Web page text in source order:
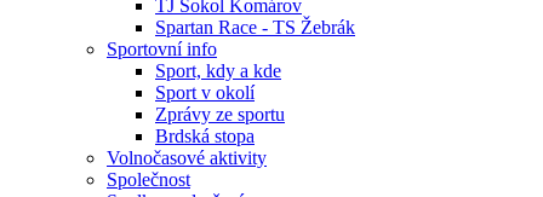
TJ Sokol Komárov
Spartan Race - TS Žebrák
Sportovní info
Sport, kdy a kde
Sport v okolí
Zprávy ze sportu
Brdská stopa
Volnočasové aktivity
Společnost